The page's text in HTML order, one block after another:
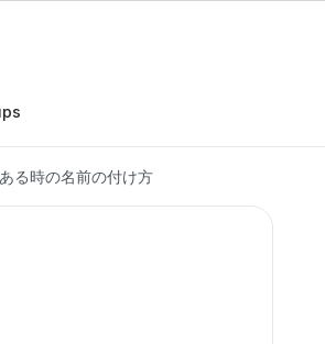
る時の名前の付け方